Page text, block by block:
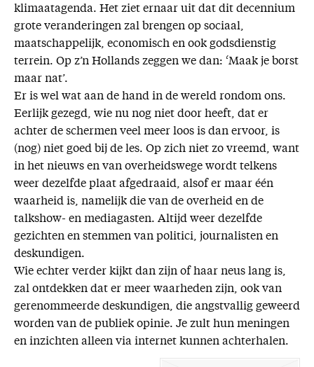
klimaatagenda. Het ziet ernaar uit dat dit decennium
grote veranderingen zal brengen op sociaal,
maatschappelijk, economisch en ook godsdienstig
terrein. Op z’n Hollands zeggen we dan: ‘Maak je borst
maar nat’.
Er is wel wat aan de hand in de wereld rondom ons.
Eerlijk gezegd, wie nu nog niet door heeft, dat er
achter de schermen veel meer loos is dan ervoor, is
(nog) niet goed bij de les. Op zich niet zo vreemd, want
in het nieuws en van overheidswege wordt telkens
weer dezelfde plaat afgedraaid, alsof er maar één
waarheid is, namelijk die van de overheid en de
talkshow- en mediagasten. Altijd weer dezelfde
gezichten en stemmen van politici, journalisten en
deskundigen.
Wie echter verder kijkt dan zijn of haar neus lang is,
zal ontdekken dat er meer waarheden zijn, ook van
gerenommeerde deskundigen, die angstvallig geweerd
worden van de publiek opinie. Je zult hun meningen
en inzichten alleen via internet kunnen achterhalen.